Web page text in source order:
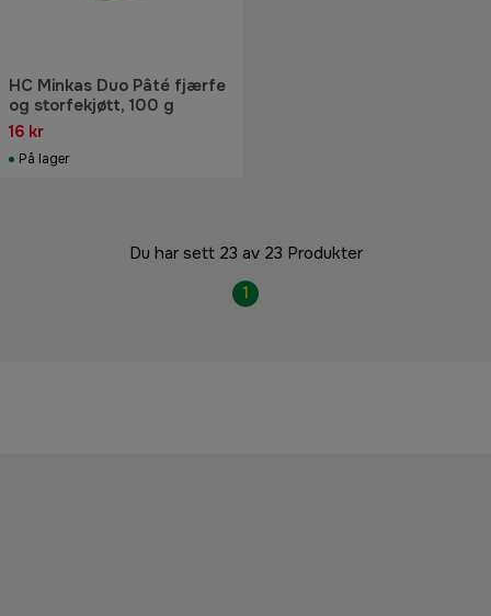
HC Minkas Duo Pâté fjærfe
og storfekjøtt, 100 g
16 kr
På lager
Du har sett 23 av 23 Produkter
1